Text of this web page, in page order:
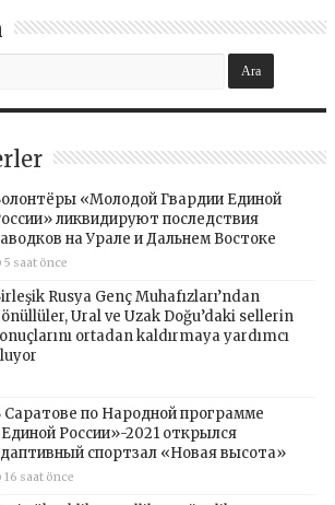
«Молодой Гвардии Единой
ликвидируют последствия
на Урале и Дальнем Востоке
5 saat önce
Rusya Genç Muhafızları’ndan
Ural ve Uzak Doğu’daki sellerin
ortadan kaldırmaya yardımcı
Саратове по Народной программе
России»-2021 открылся
спортзал «Новая высота»
16 saat önce